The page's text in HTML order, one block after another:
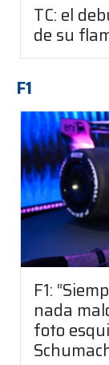
TC: el
de su
F1
F1:
nada
foto